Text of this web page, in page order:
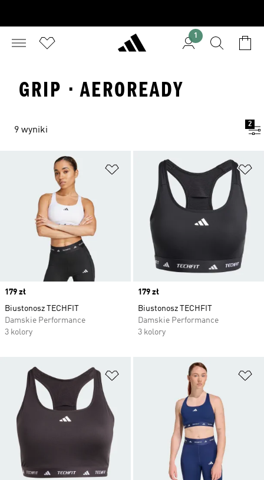
1
GRIP · AEROREADY
9 wyniki
2
Dodaj do listy życzeń
Price
179 zł
Biustonosz TECHFIT
Damskie Performance
3 kolory
Price
179 zł
Biustonosz TECHFIT
Damskie Performance
3 kolory
Dodaj do listy życzeń